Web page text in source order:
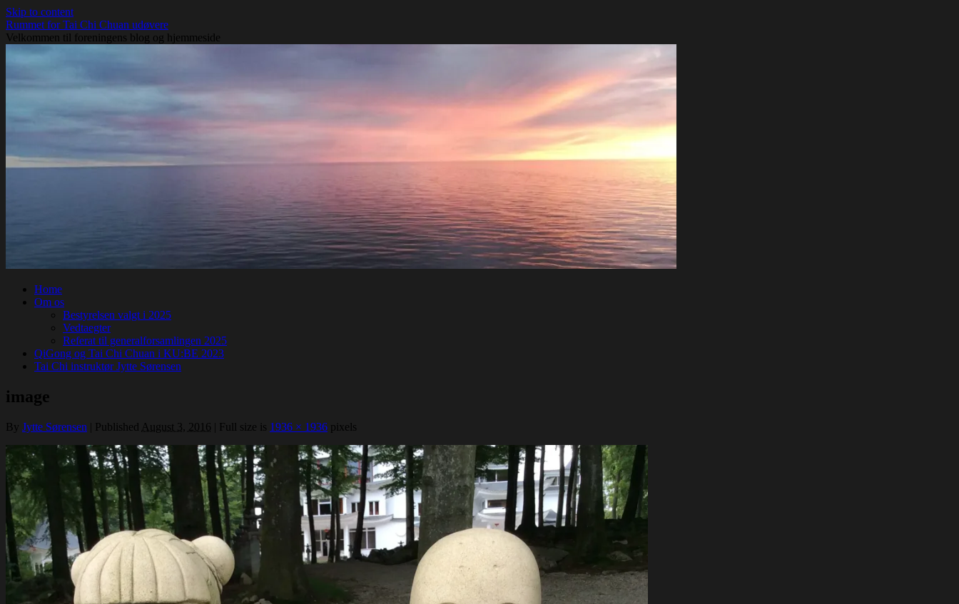
Skip to content
Rummet for Tai Chi Chuan udøvere
Velkommen til foreningens blog og hjemmeside
Home
Om os
Bestyrelsen valgt i 2025
Vedtaegter
Referat til generalforsamlingen 2025
QiGong og Tai Chi Chuan i KU:BE 2023
Tai Chi instruktør Jytte Sørensen
image
By Jytte Sørensen Published August 3, 2016 Full size is 1936 × 1936 pixels